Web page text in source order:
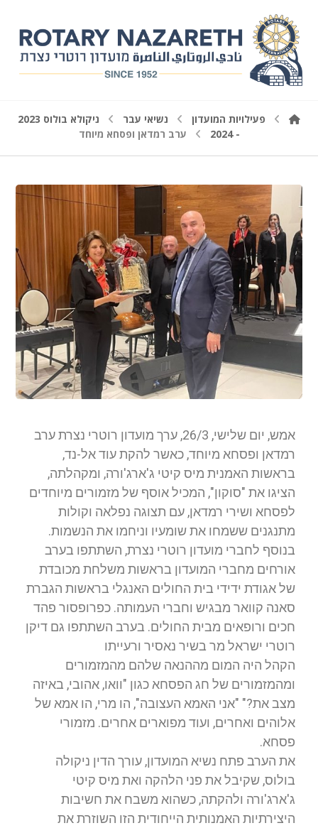
פעילויות המועדון נשיאי עבר
ניקולא בולוס 2023
- 2024
ערב רמדאן ופסחא מיוחד
אמש, יום שלישי, 26/3, ערך מועדון רוטרי נצרת ערב
רמדאן ופסחא מיוחד, כאשר להקת עוד אל-נד,
בראשות האמנית מיס קיטי ג'ארג'ורה, ומקהלתה,
הציגו את "סוקון", המכיל אוסף של מזמורים מיוחדים
לפסחא ושירי רמדאן, עם תצוגה נפלאה וקולות
מתנגנים ששמחו את שומעיו וניחמו את הנשמות.
בנוסף לחברי מועדון רוטרי נצרת, השתתפו בערב
אורחים מחברי המועדון בראשות משלחת מכובדת
של אגודת ידידי בית החולים האנגלי בראשות הגברת
סאנה קוואר מבגיש וחברי העמותה. כפרופסור פהד
חכים ורופאים מבית החולים. בערב השתתפו גם דיקן
רוטרי ישראל מר בשיר נאסיר ורעייתו
הקהל היה המום מההנאה שלהם מהמזמורים
ומהמזמורים של חג הפסחא כגון "וואו, אהובי, באיזה
מצב את?" "אני האמא העצובה", הו מרי, הו אמא של
אלוהים ואחרים, ועוד מפוארים אחרים. מזמורי
פסחא.
את הערב פתח נשיא המועדון, עורך הדין ניקולה
בולוס, שקיבל את פני הלהקה ואת מיס קיטי
ג'ארג'ורה ולהקתה, כשהוא משבח את חשיבות
היצירתיות האמנותית הייחודית הזו השוזרת את